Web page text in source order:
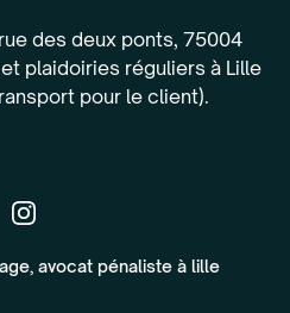
des deux ponts, 75004
plaidoiries réguliers à Lille
pour le client).
avocat pénaliste à lille